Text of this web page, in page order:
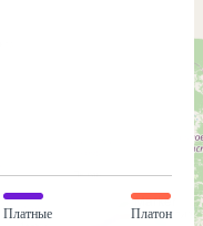
Платные Платон